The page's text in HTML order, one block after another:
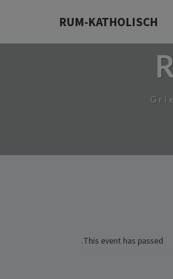
RUM-KATHOLISCH
This event has passed.